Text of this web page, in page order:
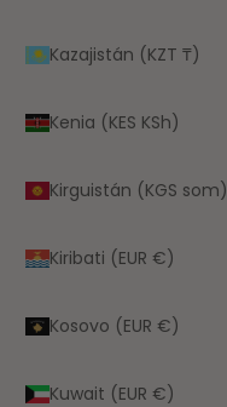
Kazajistán (KZT ₸)
Kenia (KES KSh)
Kirguistán (KGS som)
Kiribati (EUR €)
Kosovo (EUR €)
Kuwait (EUR €)